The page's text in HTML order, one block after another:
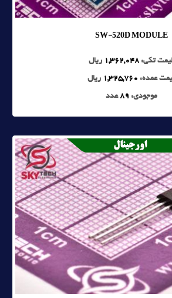
SW-520D MODULE
تکی: 1,362,048 ریال
عمده: 1,325,760 ریال
موجودی: 89عدد